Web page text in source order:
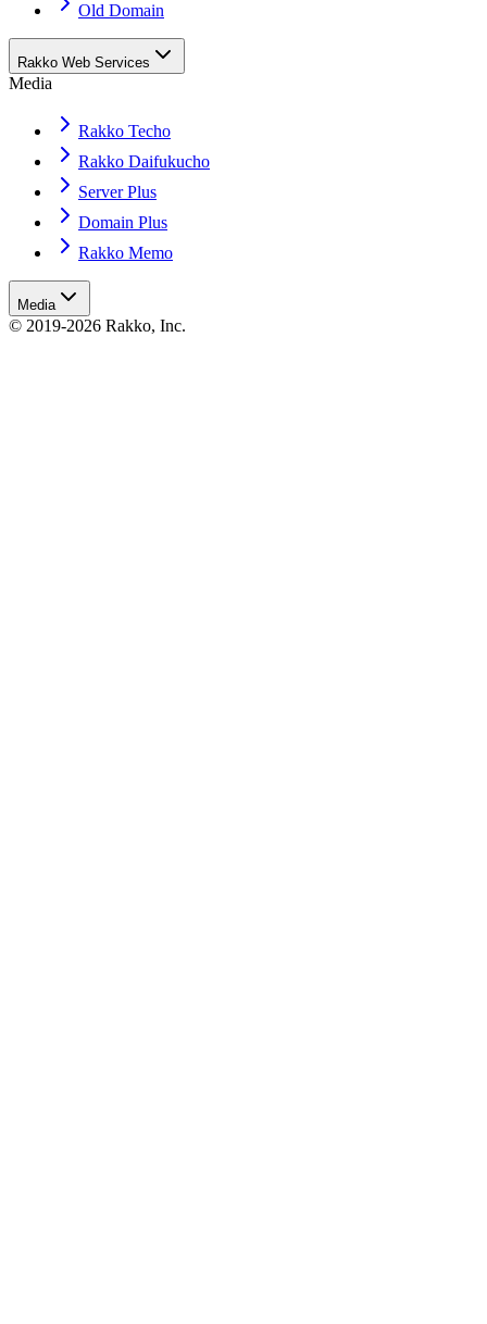
Old Domain
Rakko Web Services
Media
Rakko Techo
Rakko Daifukucho
Server Plus
Domain Plus
Rakko Memo
Media
© 2019-2026 Rakko, Inc.